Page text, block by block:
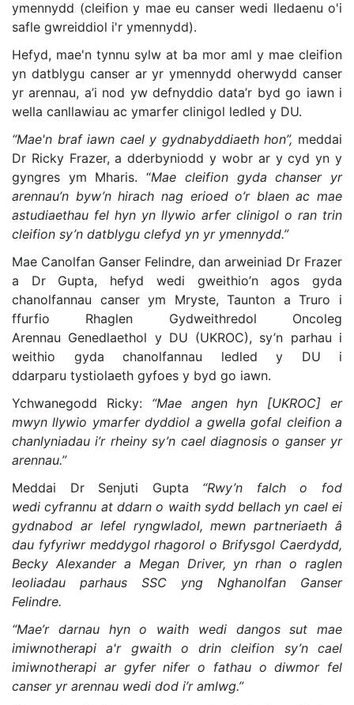
ymennydd (cleifion y mae eu canser wedi lledaenu o'i
safle gwreiddiol i'r ymennydd).
Hefyd, mae'n tynnu sylw at ba mor aml y mae cleifion
yn datblygu canser ar yr ymennydd oherwydd canser
yr arennau, a’i nod yw defnyddio data’r byd go iawn i
wella canllawiau ac ymarfer clinigol ledled y DU.
“Mae'n braf iawn cael y gydnabyddiaeth hon”, meddai
Dr Ricky Frazer, a dderbyniodd y wobr ar y cyd yn y
gyngres ym Mharis. “Mae cleifion gyda chanser yr
arennau’n byw’n hirach nag erioed o’r blaen ac mae
astudiaethau fel hyn yn llywio arfer clinigol o ran trin
cleifion sy’n datblygu clefyd yn yr ymennydd.”
Mae Canolfan Ganser Felindre, dan arweiniad Dr Frazer
a Dr Gupta, hefyd wedi gweithio’n agos gyda
chanolfannau canser ym Mryste, Taunton a Truro i
ffurfio Rhaglen Gydweithredol Oncoleg
Arennau Genedlaethol y DU (UKROC), sy’n parhau i
weithio gyda chanolfannau ledled y DU i
ddarparu tystiolaeth gyfoes y byd go iawn.
Ychwanegodd Ricky: “Mae angen hyn [UKROC] er
mwyn llywio ymarfer dyddiol a gwella gofal cleifion a
chanlyniadau i’r rheiny sy’n cael diagnosis o ganser yr
arennau.”
Meddai Dr Senjuti Gupta “Rwy’n falch o fod
wedi cyfrannu at ddarn o waith sydd bellach yn cael ei
gydnabod ar lefel ryngwladol, mewn partneriaeth â
dau fyfyriwr meddygol rhagorol o Brifysgol Caerdydd,
Becky Alexander a Megan Driver, yn rhan o raglen
leoliadau parhaus SSC yng Nghanolfan Ganser
Felindre.
“Mae’r darnau hyn o waith wedi dangos sut mae
imiwnotherapi a'r gwaith o drin cleifion sy’n cael
imiwnotherapi ar gyfer nifer o fathau o diwmor fel
canser yr arennau wedi dod i’r amlwg.”